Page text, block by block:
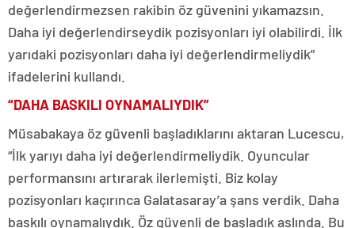
değerlendirmezsen rakibin öz güvenini yıkamazsın.
Daha iyi değerlendirseydik pozisyonları iyi olabilirdi. İlk
yarıdaki pozisyonları daha iyi değerlendirmeliydik”
ifadelerini kullandı.
“DAHA BASKILI OYNAMALIYDIK”
Müsabakaya öz güvenli başladıklarını aktaran Lucescu,
“İlk yarıyı daha iyi değerlendirmeliydik. Oyuncular
performansını artırarak ilerlemişti. Biz kolay
pozisyonları kaçırınca Galatasaray’a şans verdik. Daha
baskılı oynamalıydık. Öz güvenli de başladık aslında. Bu